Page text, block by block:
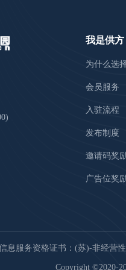
我是供方
为什么选
会员服务
入驻流程
发布制度
邀请码奖
广告位奖
息服务资格证书：(苏)-非经营性
Copyright ©2020-